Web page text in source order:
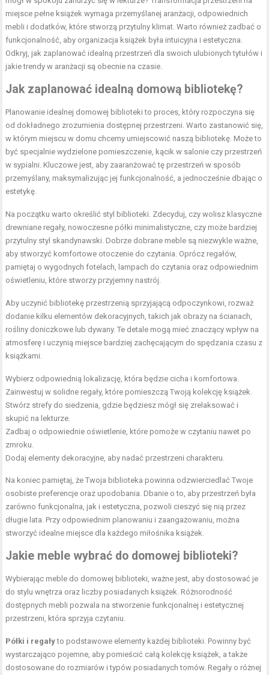
miejsce pełne książek wymaga przemyślanej aranżacji, odpowiednich
mebli i dodatków, które stworzą przytulny klimat. Warto również zadbać o
funkcjonalność, aby organizacja książek była intuicyjna i estetyczna.
Odkryj, jak zaplanować idealną przestrzeń dla swoich ulubionych tytułów i
jakie trendy w aranżacji są obecnie na czasie.
Jak zaplanować idealną domową bibliotekę?
Planowanie idealnej domowej biblioteki to proces, który rozpoczyna się
od dokładnego zrozumienia dostępnej przestrzeni. Warto zastanowić się,
w którym miejscu w domu chcemy umiejscowić naszą bibliotekę. Może to
być specjalnie wydzielone pomieszczenie, kącik w salonie czy przestrzeń
w sypialni. Kluczowe jest, aby zaaranżować tę przestrzeń w sposób
przemyślany, maksymalizując jej funkcjonalność, a jednocześnie dbając o
estetykę.
Na początku warto określić styl biblioteki. Zdecyduj, czy wolisz klasyczne
drewniane regały, nowoczesne półki minimalistyczne, czy może bardziej
przytulny styl skandynawski. Dobrze dobrane meble są niezwykle ważne,
aby stworzyć komfortowe otoczenie do czytania. Oprócz regałów,
pamiętaj o wygodnych fotelach, lampach do czytania oraz odpowiednim
oświetleniu, które stworzy przyjemny nastrój.
Aby uczynić bibliotekę przestrzenią sprzyjającą odpoczynkowi, rozważ
dodanie kilku elementów dekoracyjnych, takich jak obrazy na ścianach,
rośliny doniczkowe lub dywany. Te detale mogą mieć znaczący wpływ na
atmosferę i uczynią miejsce bardziej zachęcającym do spędzania czasu z
książkami.
Wybierz odpowiednią lokalizację, która będzie cicha i komfortowa.
Zainwestuj w solidne regały, które pomieszczą Twoją kolekcję książek.
Stwórz strefy do siedzenia, gdzie będziesz mógł się zrelaksować i
skupić na lekturze.
Zadbaj o odpowiednie oświetlenie, które pomoże w czytaniu nawet po
zmroku.
Dodaj elementy dekoracyjne, aby nadać przestrzeni charakteru.
Na koniec pamiętaj, że Twoja biblioteka powinna odzwierciedlać Twoje
osobiste preferencje oraz upodobania. Dbanie o to, aby przestrzeń była
zarówno funkcjonalna, jak i estetyczna, pozwoli cieszyć się nią przez
długie lata. Przy odpowiednim planowaniu i zaangażowaniu, można
stworzyć idealne miejsce dla każdego miłośnika książek.
Jakie meble wybrać do domowej biblioteki?
Wybierając meble do domowej biblioteki, ważne jest, aby dostosować je
do stylu wnętrza oraz liczby posiadanych książek. Różnorodność
dostępnych mebli pozwala na stworzenie funkcjonalnej i estetycznej
przestrzeni, która sprzyja czytaniu.
Półki i regałyto podstawowe elementy każdej biblioteki. Powinny być
wystarczająco pojemne, aby pomieścić całą kolekcję książek, a także
dostosowane do rozmiarów i typów posiadanych tomów. Regały o różnej